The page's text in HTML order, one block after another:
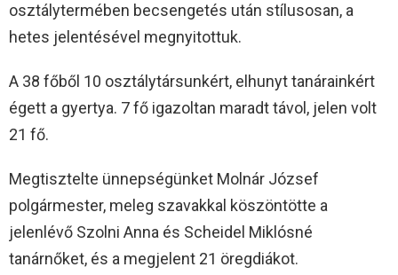
osztálytermében becsengetés után stílusosan, a
hetes jelentésével megnyitottuk.
A 38 főből 10 osztálytársunkért, elhunyt tanárainkért
égett a gyertya. 7 fő igazoltan maradt távol, jelen volt
21 fő.
Megtisztelte ünnepségünket Molnár József
polgármester, meleg szavakkal köszöntötte a
jelenlévő Szolni Anna és Scheidel Miklósné
tanárnőket, és a megjelent 21 öregdiákot.